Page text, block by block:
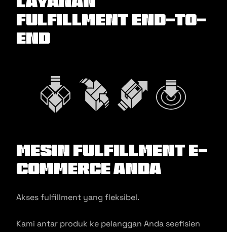
Fulfillment End-to-
End
Mesin Fulfillment E-
commerce Anda
Akses fulfillment yang fleksibel.
Kami antar produk ke pelanggan Anda seefisien